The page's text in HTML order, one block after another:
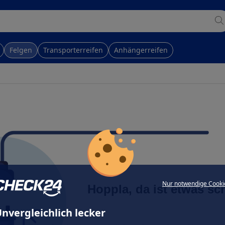
Nur notwendige
lecker
Felgen Transporterreifen Anhängerreifen
Hoppla, da ist etwas